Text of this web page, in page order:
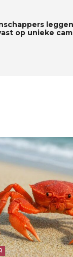
op unieke